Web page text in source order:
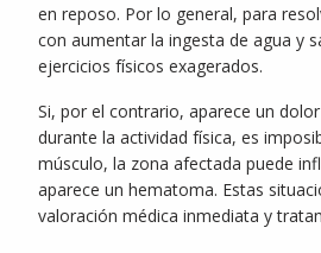
en reposo. Por lo general, para
con aumentar la ingesta de agua y
ejercicios físicos exagerados.
Si, por el contrario, aparece un
durante la actividad física, es
músculo, la zona afectada puede
aparece un hematoma. Estas
valoración médica inmediata y